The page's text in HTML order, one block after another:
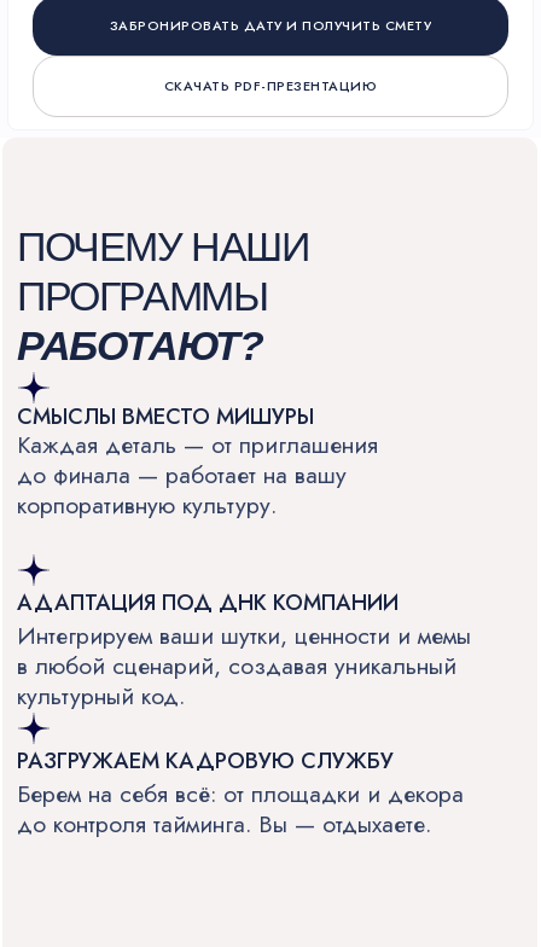
ЗАБРОНИРОВАТЬ ДАТУ И ПОЛУЧИТЬ СМЕТУ
СКАЧАТЬ PDF-ПРЕЗЕНТАЦИЮ
СВЯЖИТЕСЬ С НАМИ
ЛЮБЫМ
СПОСОБОМ